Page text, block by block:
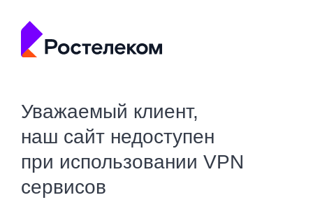
Уважаемый клиент,
наш сайт недоступен
при использовании VPN
сервисов